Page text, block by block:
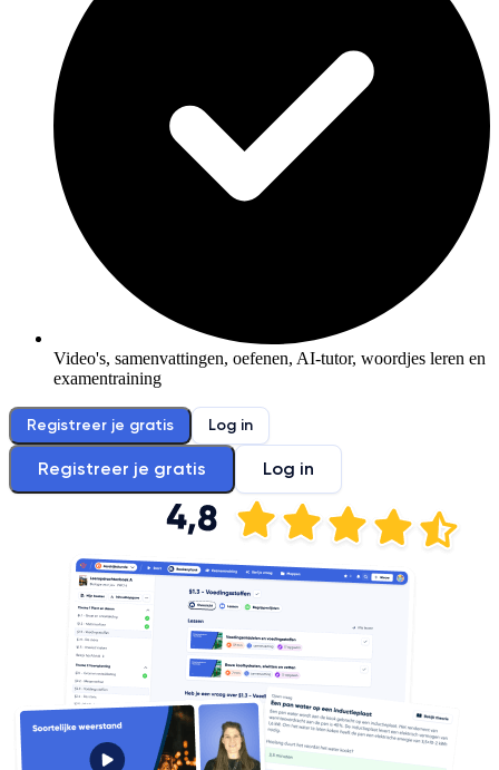
Video's, samenvattingen, oefenen, AI-tutor, woordjes leren en
examentraining
Registreer je gratis Log in
Registreer je gratis Log in